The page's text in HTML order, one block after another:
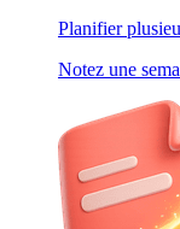
Planifier
Notez une